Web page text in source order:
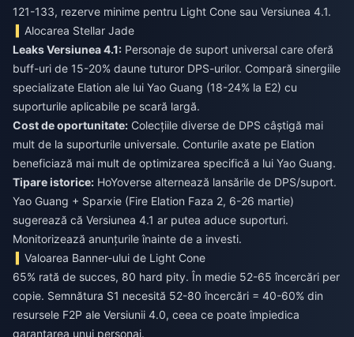
121-133, rezerve minime pentru Light Cone sau Versiunea 4.1.
Alocarea Stellar Jade
Leaks Versiunea 4.1: Personaje de suport universal care oferă
buff-uri de 15-20% daune tuturor DPS-urilor. Compară sinergiile
specializate Elation ale lui Yao Guang (18-24% la E2) cu
suporturile aplicabile pe scară largă.
Cost de oportunitate: Colecțiile diverse de DPS câștigă mai
mult de la suporturile universale. Conturile axate pe Elation
beneficiază mai mult de optimizarea specifică a lui Yao Guang.
Tipare istorice: HoYoverse alternează lansările de DPS/suport.
Yao Guang + Sparxie (Fire Elation Faza 2, 6-26 martie)
sugerează că Versiunea 4.1 ar putea aduce suporturi.
Monitorizează anunțurile înainte de a investi.
Valoarea Banner-ului de Light Cone
65% rată de succes, 80 hard pity. În medie 52-65 încercări per
copie. Semnătura S1 necesită 52-80 încercări = 40-60% din
resursele F2P ale Versiunii 4.0, ceea ce poate împiedica
garantarea unui personaj.